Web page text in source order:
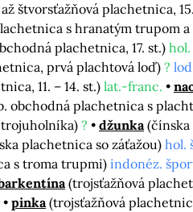
štvorsťažňová plachetnica,
s hranatým trupom
plachetnica, 17. st.) hol.
prvá plachtová loď) ?
11. – 14. st.) lat.-franc.
obchodná plachetnica s
? džunka (čínska
plachetnica so záťažou) hol.
s troma trupmi) indonéz.
(trojsťažňová
pinka (trojsťažňová